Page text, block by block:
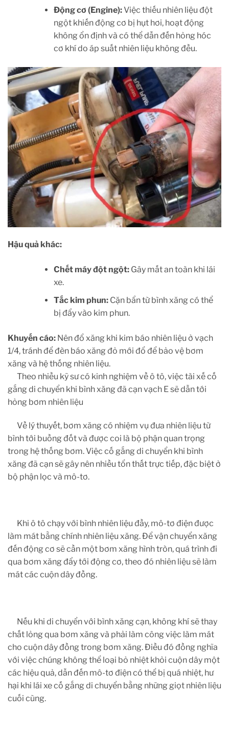
Động cơ (Engine):Việc thiếu nhiên liệu đột
ngột khiến động cơ bị hụt hơi, hoạt động
không ổn định và có thể dẫn đến hỏng hóc
cơ khí do áp suất nhiên liệu không đều.
Hậu quả khác:
Chết máy đột ngột:Gây mất an toàn khi lái
xe.
Tắc kim phun:Cặn bẩn từ bình xăng có thể
bị đẩy vào kim phun.
Khuyến cáo: Nên đổ xăng khi kim báo nhiên liệu ở vạch
1/4, tránh để đèn báo xăng đỏ mới đổ để bảo vệ bơm
xăng và hệ thống nhiên liệu.
Theo nhiều kỹ sư có kinh nghiệm về ô tô, việc tài xế cố
gắng di chuyển khi bình xăng đã cạn vạch E sẽ dẫn tới
hỏng bơm nhiên liệu
Về lý thuyết, bơm xăng có nhiệm vụ đưa nhiên liệu từ
bình tới buồng đốt và được coi là bộ phận quan trọng
trong hệ thống bơm. Việc cố gắng di chuyển khi bình
xăng đã cạn sẽ gây nên nhiều tổn thất trực tiếp, đặc biệt ở
bộ phận lọc và mô-tơ.
Khi ô tô chạy với bình nhiên liệu đầy, mô-tơ điện được
làm mát bằng chính nhiên liệu xăng. Để vận chuyển xăng
đến động cơ sẽ cần một bơm xăng hình tròn, quá trình đi
qua bơm xăng đẩy tới động cơ, theo đó nhiên liệu sẽ làm
mát các cuộn dây đồng.
Nếu khi di chuyển với bình xăng cạn, không khí sẽ thay
chất lỏng qua bơm xăng và phải làm công việc làm mát
cho cuộn dây đồng trong bơm xăng. Điều đó đồng nghĩa
với việc chúng không thể loại bỏ nhiệt khỏi cuộn dây một
các hiệu quả, dẫn đến mô-tơ điện có thể bị quá nhiệt, hư
hại khi lái xe cố gắng di chuyển bằng những giọt nhiên liệu
cuối cùng.